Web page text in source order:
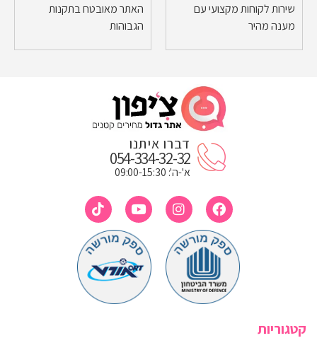
שירות לקוחות מקצועי עם
מענה מהיר
האתר מאובטח בתקנות
הגבוהות
דברו איתנו
054-334-32-32
א'-ה': 09:00-15:30
קטגוריות